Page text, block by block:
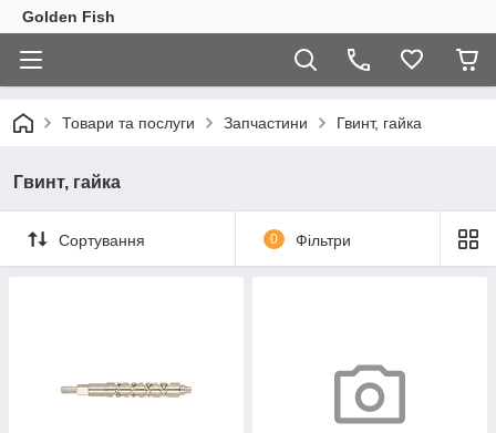
Golden Fish
Товари та послуги Запчастини Гвинт, гайка
Гвинт, гайка
Сортування 0 Фільтри